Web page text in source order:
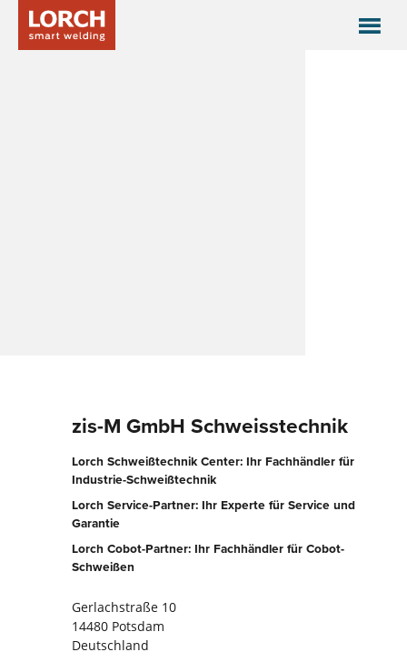
zis-M GmbH Schweisstechnik
Lorch Schweißtechnik Center: Ihr Fachhändler für
Industrie-Schweißtechnik
Lorch Service-Partner: Ihr Experte für Service und
Garantie
Lorch Cobot-Partner: Ihr Fachhändler für Cobot-
Schweißen
Gerlachstraße 10
14480 Potsdam
Deutschland